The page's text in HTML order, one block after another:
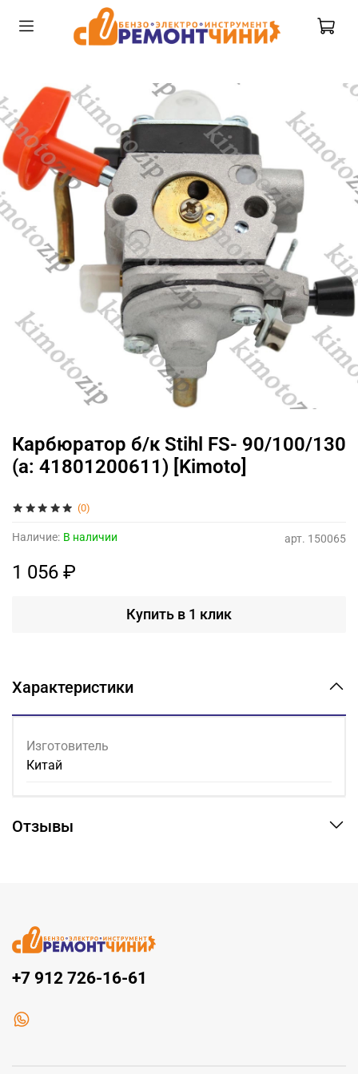
(0)
арт. 150065
Наличие: В наличии
Карбюратор б/к Stihl FS- 90/100/130
(а: 41801200611) [Kimoto]
1 056 ₽
Купить в 1 клик
Характеристики
Изготовитель
Китай
Отзывы
+7 912 726-16-61